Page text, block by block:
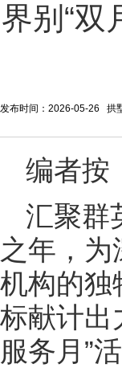
界别“双
发布时间：2026-05-26 拱
编者按
汇聚群
之年，
机构的独
标献计出
服务月”